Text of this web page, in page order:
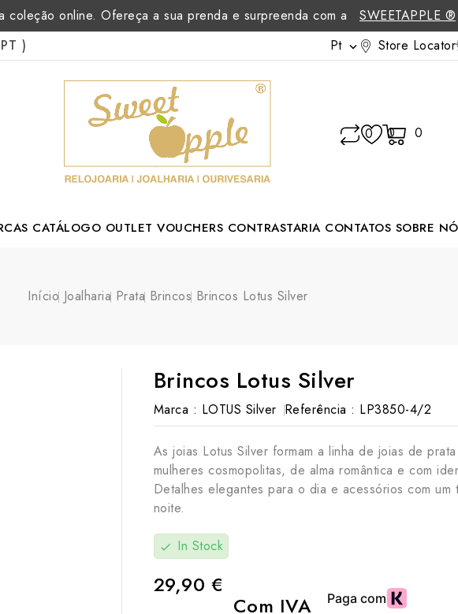
coleção online. Ofereça a sua prenda e surpreenda com a
SWEETAPPLE ®
) Pt  Store Locator
0 0 0
CATÁLOGO OUTLET VOUCHERS CONTRASTARIA CONTATOS SOBRE
Início Joalharia Prata Brincos Brincos Lotus Silver
Brincos Lotus Silver
Marca : LOTUS Silver Referência : LP3850-4/2
As joias Lotus Silver formam a linha de joias de
mulheres cosmopolitas, de alma romântica e com
Detalhes elegantes para o dia e acessórios com
noite.
check In Stock
29,90 €
Com IVA